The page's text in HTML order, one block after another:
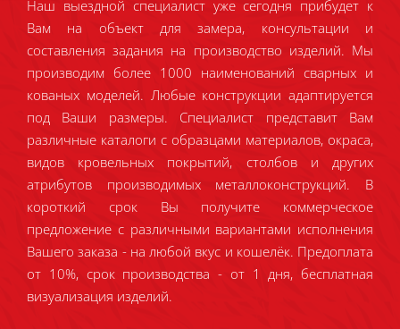
Наш выездной специалист уже сегодня прибудет к
Вам на объект для замера, консультации и
составления задания на производство изделий. Мы
производим более 1000 наименований сварных и
кованых моделей. Любые конструкции адаптируется
под Ваши размеры. Специалист представит Вам
различные каталоги с образцами материалов, окраса,
видов кровельных покрытий, столбов и других
атрибутов производимых металлоконструкций. В
короткий срок Вы получите коммерческое
предложение с различными вариантами исполнения
Вашего заказа - на любой вкус и кошелёк. Предоплата
от 10%, срок производства - от 1 дня, бесплатная
визуализация изделий.